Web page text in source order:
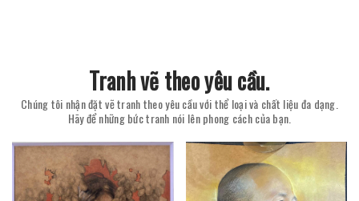
Tranh vẽ theo yêu cầu.
Chúng tôi nhận đặt vẽ tranh theo yêu cầu với thể loại và chất liệu đa dạng.
Hãy để những bức tranh nói lên phong cách của bạn.